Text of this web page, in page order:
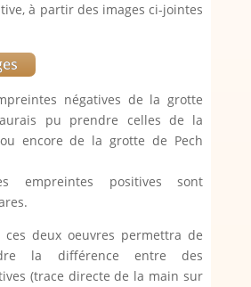
à partir des images ci-jointes
négatives de la grotte
pu prendre celles de la
encore de la grotte de Pech
empreintes positives sont
ces deux oeuvres permettra de
la différence entre des
(trace directe de la main sur